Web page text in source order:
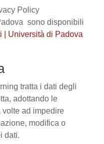
Policy
sono disponibili
| Università di Padova
tratta i dati degli
adottando le
ad impedire
modifica o
dati.